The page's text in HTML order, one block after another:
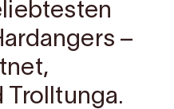
–
Trolltunga.